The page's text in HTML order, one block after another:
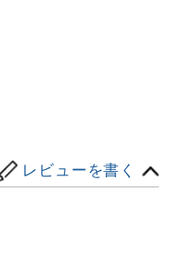
レビューを書く